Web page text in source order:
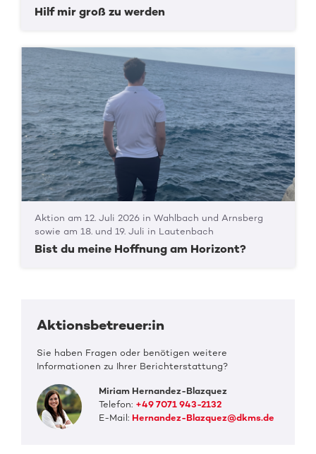
Hilf mir groß zu werden
Aktion am 12. Juli 2026 in Wahlbach und Arnsberg
sowie am 18. und 19. Juli in Lautenbach
Bist du meine Hoffnung am Horizont?
Aktionsbetreuer:in
Sie haben Fragen oder benötigen weitere
Informationen zu Ihrer Berichterstattung?
Miriam Hernandez-Blazquez
Telefon: +49 7071 943-2132
E-Mail: Hernandez-Blazquez@dkms.de